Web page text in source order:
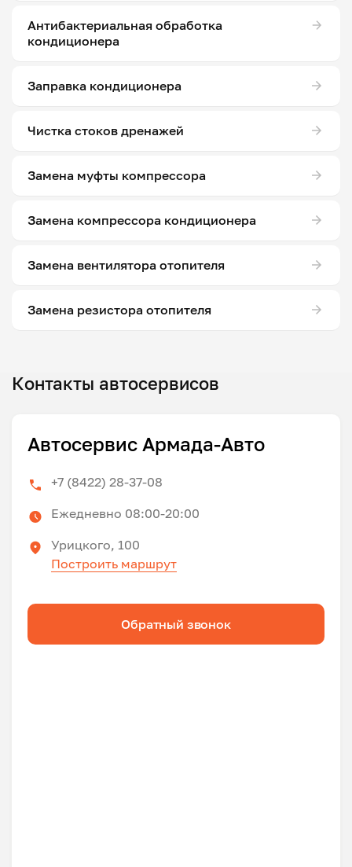
Антибактериальная обработка
кондиционера
Заправка кондиционера
Чистка стоков дренажей
Замена муфты компрессора
Замена компрессора кондиционера
Замена вентилятора отопителя
Замена резистора отопителя
Контакты автосервисов
Автосервис Армада-Авто
+7 (8422) 28-37-08
Ежедневно 08:00-20:00
Урицкого, 100
Построить маршрут
Обратный звонок